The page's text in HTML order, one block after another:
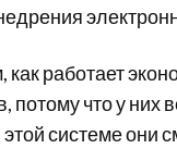
работает
потому что у них
системе они